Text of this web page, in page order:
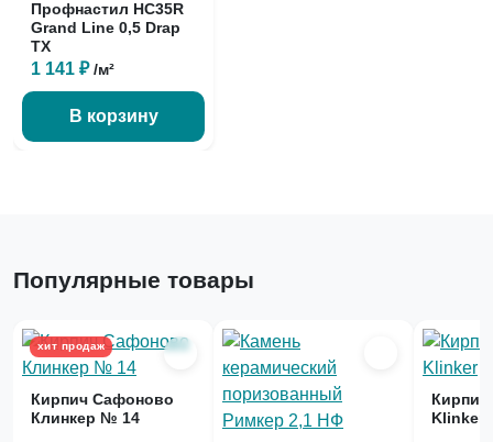
Профнастил НС35R
Grand Line 0,5 Drap
TX
1 141 ₽/м²
В корзину
Популярные товары
Кирпич Сафоново
Клинкер № 14
хит продаж
Кирпич
Klinker